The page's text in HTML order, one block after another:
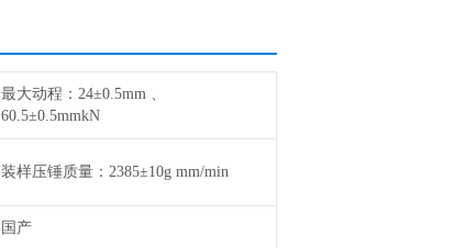
最大动程：24±0.5mm 、
60.5±0.5mmkN
装样压锤质量：2385±10g mm/min
国产